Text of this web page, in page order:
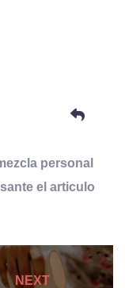
personal
el articulo
NEXT